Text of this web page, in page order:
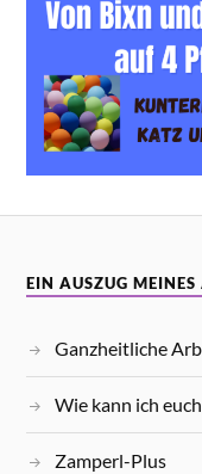
EIN AUSZUG MEINES
Ganzheitliche
Wie kann ich
Zamperl-Plus